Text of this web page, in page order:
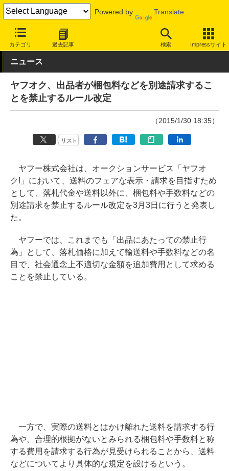
Powered by Translate
カテゴリ 過去記事 検索 Impressサイト
INTERNET Watch サービス/ソフト サービス ショッピング/オ
ニュース
ヤフオク、出品者が梱包料などを別途請求するこ
とを禁止するルール改定
（2015/1/30 18:35）
リスト
ヤフー株式会社は、オークションサービス「ヤフオ
ク!」において、送料のフェアな表示・請求を目指すため
として、落札代金や送料以外に、梱包料や手数料などの
別途請求を禁止するルール改定を3月3日に行うと発表し
た。
ヤフーでは、これまでも「出品にあたっての禁止行
為」として、落札価格に加えて輸送料や手数料などの名
目で、社会通念上不適切な金額を追加費用として求める
ことを禁止している。
一方で、実際の送料とはかけ離れた送料を請求する行
為や、合理的根拠がないとみられる梱包料や手数料と称
する費用を請求する行為が見受けられることから、送料
などについてより具体的な規定を設けるという。